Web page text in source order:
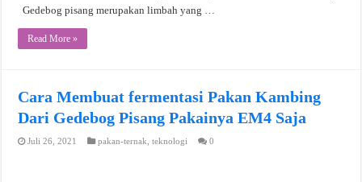
Gedebog pisang merupakan limbah yang …
Read More »
Cara Membuat fermentasi Pakan Kambing
Dari Gedebog Pisang Pakainya EM4 Saja
Juli 26, 2021 pakan-ternak ,teknologi 0